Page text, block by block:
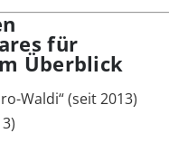
für
Überblick
Waldi“ (seit 2013)